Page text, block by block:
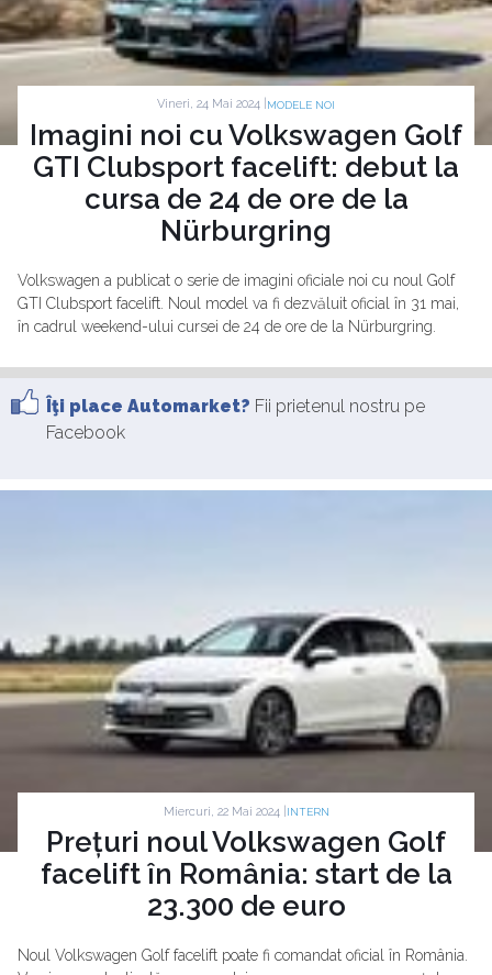
Vineri, 24 Mai 2024 | MODELE NOI
Imagini noi cu Volkswagen Golf
GTI Clubsport facelift: debut la
cursa de 24 de ore de la
Nürburgring
Volkswagen a publicat o serie de imagini oficiale noi cu noul Golf
GTI Clubsport facelift. Noul model va fi dezvăluit oficial în 31 mai,
în cadrul weekend-ului cursei de 24 de ore de la Nürburgring.
Îţi place Automarket? Fii prietenul nostru pe
Facebook
Miercuri, 22 Mai 2024 | INTERN
Prețuri noul Volkswagen Golf
facelift în România: start de la
23.300 de euro
Noul Volkswagen Golf facelift poate fi comandat oficial în România.